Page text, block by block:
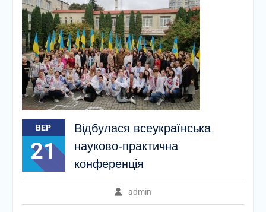
ВЕР
21
Відбулася всеукраїнська
науково-практична
конференція
admin